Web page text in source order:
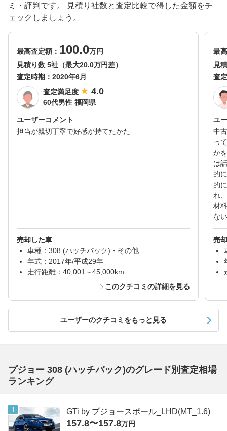
ミ・評判です。 見積り社数と査定比較で得した金額をチ
ェックしましょう。
最高査定額： 100.0万円
見積り数 5社（最大20.0万円差）
査定時期： 2020年6月
査定満足度
4.0
60代男性 福岡県
ユーザーコメント
担当が親切丁寧で好感が持てたかた
売却した車
車種：308 (ハッチバック)・その他
年式：2017年/平成29年
走行距離：40,001～45,000km
このクチコミの詳細を見る
最
見
査
ユ
中
っ
か
は
的
的
れ
材
な
売
ユーザーのクチコミをもっと見る
プジョー 308 (ハッチバック)のグレード別査定相場
ランキング
GTi by プジョースポール_LHD(MT_1.6)
157.8〜157.8万円